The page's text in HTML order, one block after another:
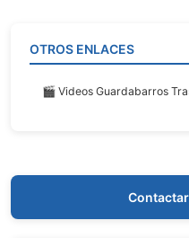
OTROS ENLACES
🎬 Videos Guardabarros